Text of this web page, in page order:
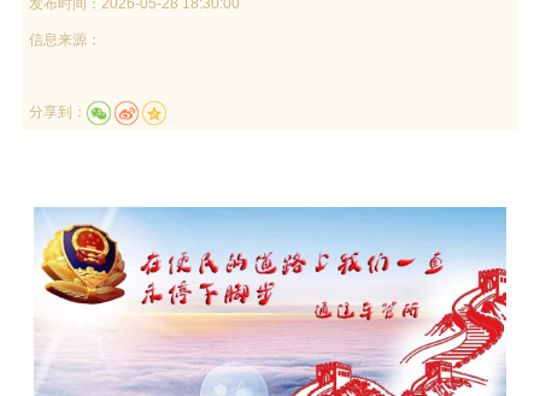
发布时间： 2026-05-28 18:30:00
信息来源：
分享到：